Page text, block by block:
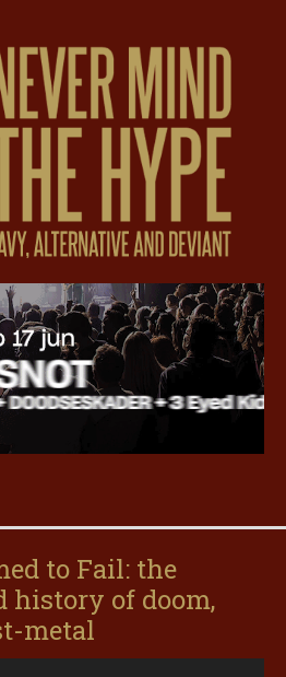
to Fail: the
history of doom,
metal